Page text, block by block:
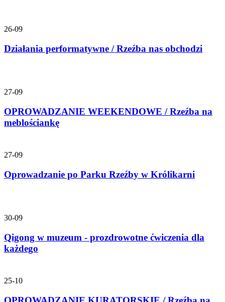
26-09
Działania performatywne / Rzeźba nas obchodzi
27-09
OPROWADZANIE WEEKENDOWE / Rzeźba na
meblościankę
27-09
Oprowadzanie po Parku Rzeźby w Królikarni
30-09
Qigong w muzeum - prozdrowotne ćwiczenia dla
każdego
25-10